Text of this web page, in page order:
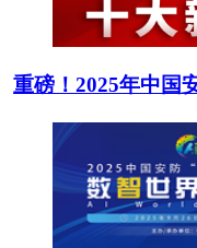
重磅！2025年中国